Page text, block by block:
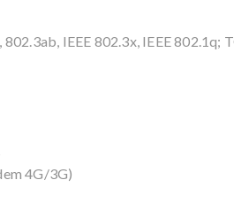
IEEE 802.3x, IEEE
4G/3G)